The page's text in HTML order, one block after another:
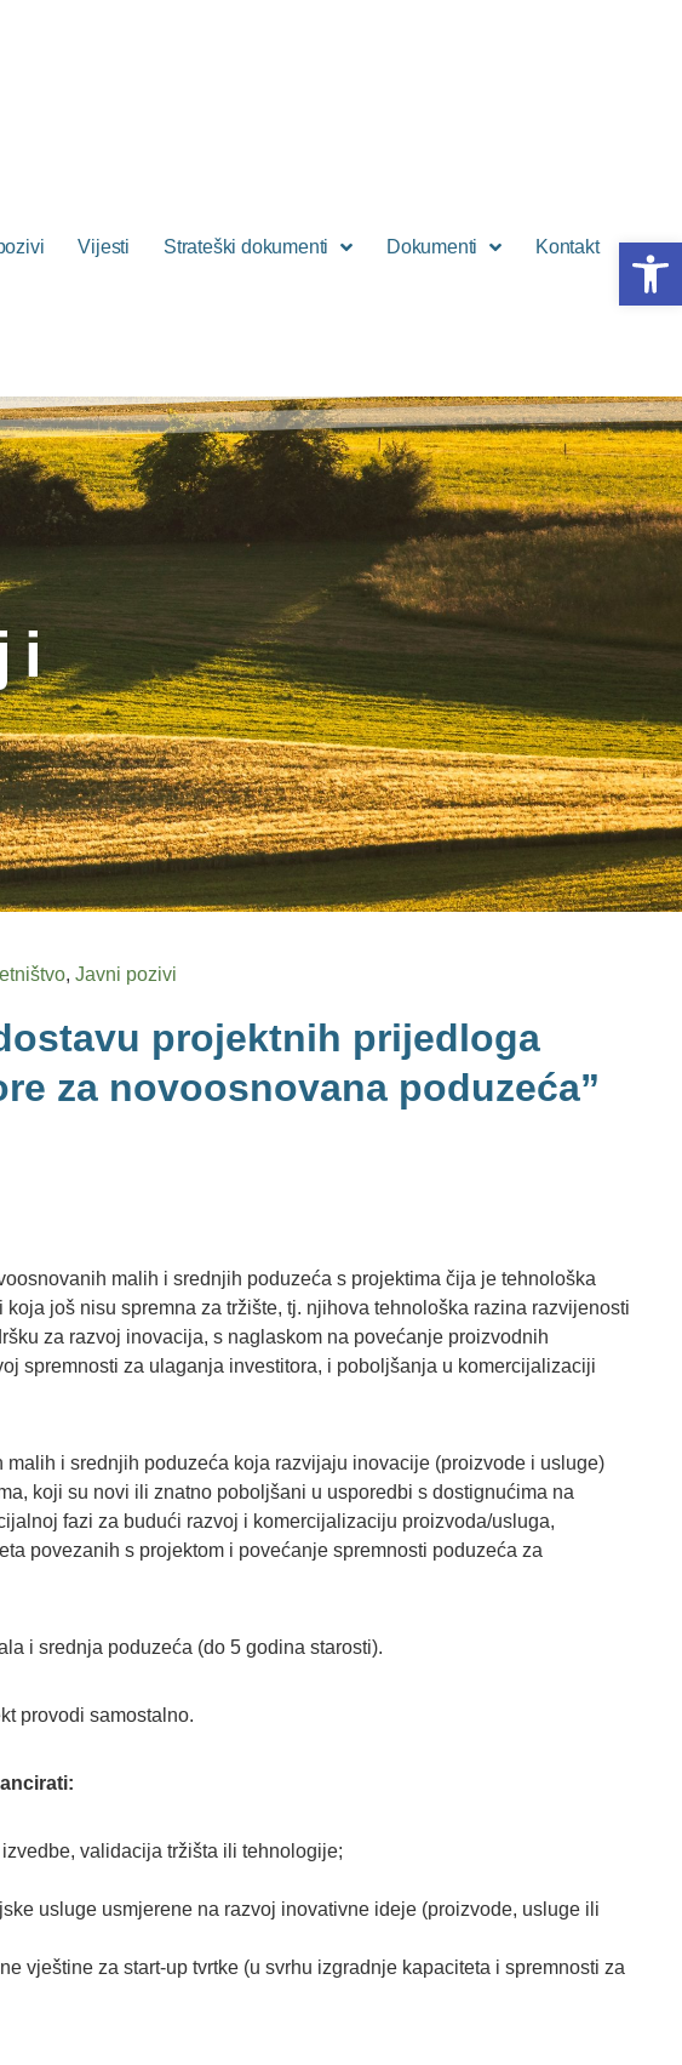
Vijesti Strateški dokumenti Dokumenti Kontakt
,Javni pozivi
projektnih prijedloga
za novoosnovana poduzeća”
malih i srednjih poduzeća s projektima čija je tehnološka
još nisu spremna za tržište, tj. njihova tehnološka razina razvijenosti
za razvoj inovacija, s naglaskom na povećanje proizvodnih
spremnosti za ulaganja investitora, i poboljšanja u komercijalizaciji
malih i srednjih poduzeća koja razvijaju inovacije (proizvode i usluge)
koji su novi ili znatno poboljšani u usporedbi s dostignućima na
fazi za budući razvoj i komercijalizaciju proizvoda/usluga,
povezanih s projektom i povećanje spremnosti poduzeća za
i srednja poduzeća (do 5 godina starosti).
provodi samostalno.
validacija tržišta ili tehnologije;
usluge usmjerene na razvoj inovativne ideje (proizvode, usluge ili
vještine za start-up tvrtke (u svrhu izgradnje kapaciteta i spremnosti za